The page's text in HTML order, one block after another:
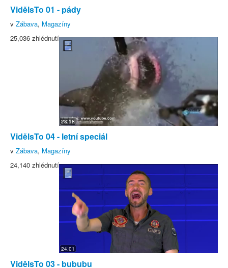
VidělsTo 01 - pády
v Zábava, Magazíny
25,036 zhlédnutí
23:18
VidělsTo 04 - letní speciál
v Zábava, Magazíny
24,140 zhlédnutí
24:01
VidělsTo 03 - bububu